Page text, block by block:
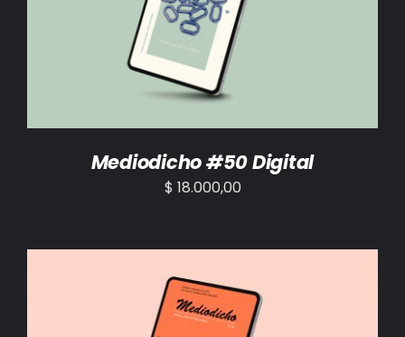
AÑADIR AL CARRITO /
Mediodicho #50 Digital
$ 18.000,00